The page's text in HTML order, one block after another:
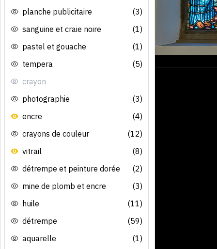
planche publicitaire
(3)
sanguine et craie noire
(1)
pastel et gouache
(1)
tempera
(5)
crayon
photographie
(3)
encre
(4)
crayons de couleur
(12)
vitrail
(8)
détrempe et peinture dorée
(2)
mine de plomb et encre
(3)
huile
(11)
détrempe
(59)
aquarelle
(1)